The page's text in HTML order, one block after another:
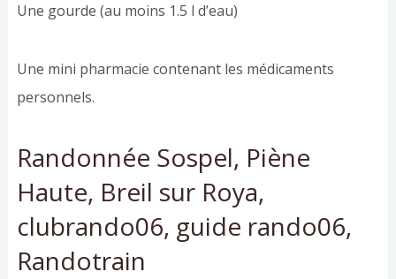
Une gourde (au moins 1.5 l d’eau)
Une mini pharmacie contenant les médicaments
personnels.
Randonnée Sospel, Piène
Haute, Breil sur Roya,
clubrando06, guide rando06,
Randotrain